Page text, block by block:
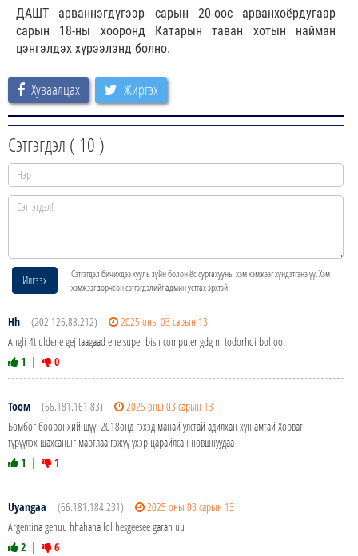
ДАШТ арваннэгдүгээр сарын 20-оос арванхоёрдугаар
сарын 18-ны хооронд Катарын таван хотын найман
цэнгэлдэх хүрээлэнд болно.
Хуваалцах Жиргэх
Сэтгэгдэл ( 10 )
Илгээх
Сэтгэгдэл бичихдээ хууль зүйн болон ёс суртахууны хэм хэмжээг хүндэтгэнэ үү. Хэм
хэмжээг зөрчсөн сэтгэгдэлийг админ устгах эрхтэй.
Hh (202.126.88.212)
2025 оны 03 сарын 13
Angli 4t uldene gej taagaad ene super bish computer gdg ni todorhoi bolloo
1 | 0
Тоом (66.181.161.83)
2025 оны 03 сарын 13
Бөмбөг бөөрөнхий шүү. 2018онд гэхэд манай улстай адилхан хүн амтай Хорват
түрүүлэх шахсаныг мартлаа гэжүү үхэр царайлсан новшнуудаа
1 | 1
Uyangaa (66.181.184.231)
2025 оны 03 сарын 13
Argentina genuu hhahaha lol hesgeesee garah uu
2 | 6